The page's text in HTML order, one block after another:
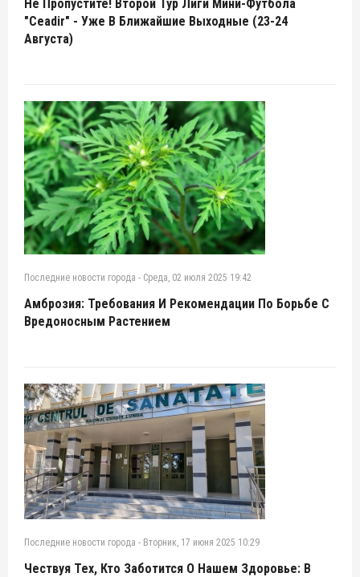
Не Пропустите! Второй Тур Лиги Мини-Футбола
"Сeadir" - Уже В Ближайшие Выходные (23-24
Августа)
Последние новости города - Среда, 02 июля 2025 19:42
Амброзия: Требования И Рекомендации По Борьбе С
Вредоносным Растением
Последние новости города - Вторник, 17 июня 2025 10:29
Чествуя Тех, Кто Заботится О Нашем Здоровье: В